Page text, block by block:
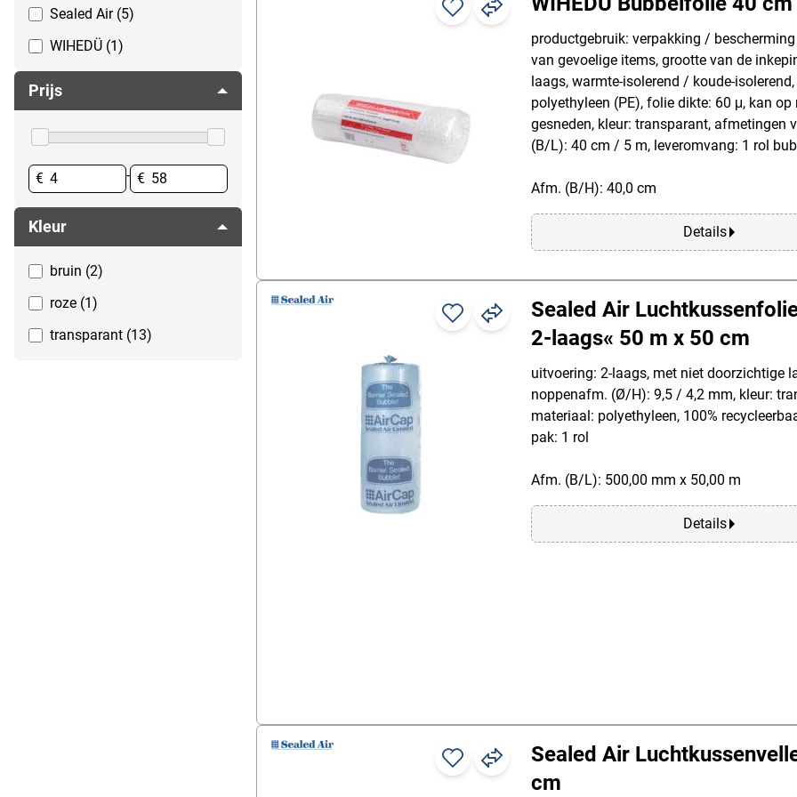
Verpakkingstape
Verzenddozen
Sealed Air (5)
WIHEDÜ (1)
Prijs
€ - €
Kleur
bruin (2)
roze (1)
transparant (13)
productgebruik: verpakking /
van gevoelige items, grootte van de
laags, warmte-isolerend / koude-
polyethyleen (PE), folie dikte: 60 μ, kan
gesneden, kleur: transparant, afmetingen
(B/L): 40 cm / 5 m, leveromvang: 1 rol
Afm. (B/H): 40,0 cm
Details
Sealed Air
2-laags« 50 m x 50 cm
uitvoering: 2-laags, met niet doorzichtige
noppenafm. (Ø/H): 9,5 / 4,2 mm, kleur:
materiaal: polyethyleen, 100%
pak: 1 rol
Afm. (B/L): 500,00 mm x 50,00 m
Details
Sealed Air
cm